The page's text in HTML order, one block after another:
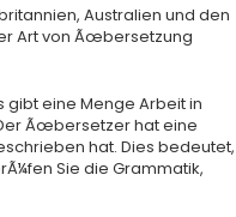
Australien und den
Art von Ãœbersetzung
gibt eine Menge Arbeit in
Ãœbersetzer hat eine
hat. Dies bedeutet,
Sie die Grammatik,